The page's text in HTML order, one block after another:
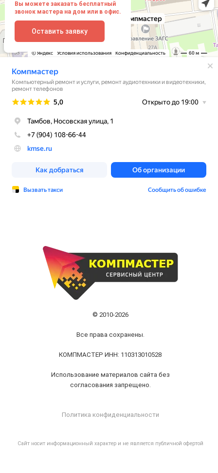
Вы можете заказать бесплатный
звонок мастера на дом или в офис.
Оставить заявку
© 2010-2026
Все права сохранены.
КОМПМАСТЕР ИНН: 110313010528
Использование материалов сайта без
согласования запрещено.
Политика конфиденциальности
Cайт носит информационный характер и не является публичной офертой